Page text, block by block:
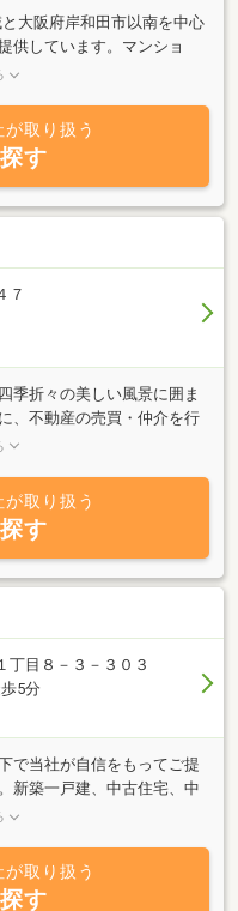
大阪府岸和田市以南を中心
供しています。マンショ
業用物件まで、幅広いライ
たします。現地案内や周辺
に対応。女性スタッフも在
ご相談も安心です。「この
いを見つけたい」――そん
実なサポートでかたちにし
is my不動産にご相談くださ
取り扱う
す
７
季折々の美しい風景に囲ま
、不動産の売買・仲介を行
件をご紹介させていただく
定評価基準に基づいた不動
産の有効活用、相続・売買
ど不動産全般に通じ専門職
いたします。お気軽にご連
取り扱う
す
丁目８－３－３０３
5分
で当社が自信をもってご提
新築一戸建、中古住宅、中
、リフォーム等の実績を生
改装販売にも力を入れてい
住宅のリフォーム、リノベ
取り扱う
す